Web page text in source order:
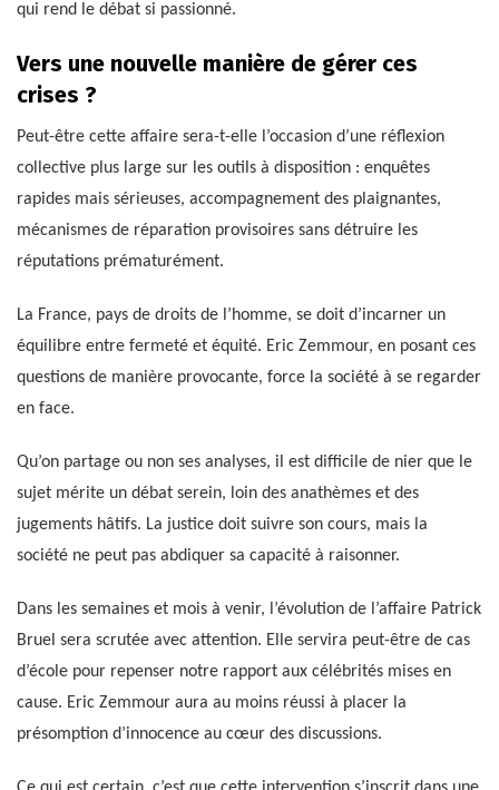
qui rend le débat si passionné.
Vers une nouvelle manière de gérer ces
crises ?
Peut-être cette affaire sera-t-elle l’occasion d’une réflexion
collective plus large sur les outils à disposition : enquêtes
rapides mais sérieuses, accompagnement des plaignantes,
mécanismes de réparation provisoires sans détruire les
réputations prématurément.
La France, pays de droits de l’homme, se doit d’incarner un
équilibre entre fermeté et équité. Eric Zemmour, en posant ces
questions de manière provocante, force la société à se regarder
en face.
Qu’on partage ou non ses analyses, il est difficile de nier que le
sujet mérite un débat serein, loin des anathèmes et des
jugements hâtifs. La justice doit suivre son cours, mais la
société ne peut pas abdiquer sa capacité à raisonner.
Dans les semaines et mois à venir, l’évolution de l’affaire Patrick
Bruel sera scrutée avec attention. Elle servira peut-être de cas
d’école pour repenser notre rapport aux célébrités mises en
cause. Eric Zemmour aura au moins réussi à placer la
présomption d’innocence au cœur des discussions.